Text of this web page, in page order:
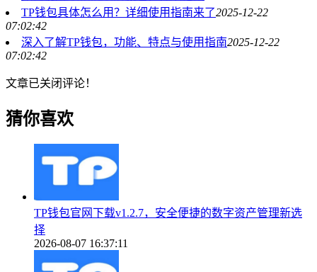
TP钱包具体怎么用？详细使用指南来了2025-12-22
07:02:42
深入了解TP钱包，功能、特点与使用指南2025-12-22
07:02:42
文章已关闭评论！
猜你喜欢
TP钱包官网下载v1.2.7，安全便捷的数字资产管理新选
择
2026-08-07 16:37:11